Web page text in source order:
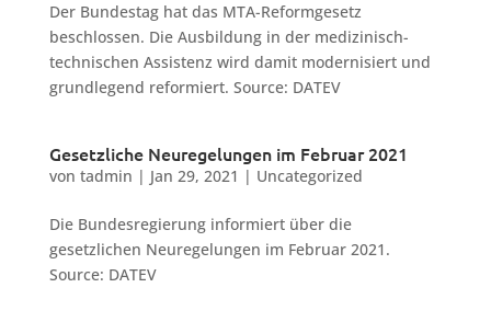
Der Bundestag hat das MTA-Reformgesetz
beschlossen. Die Ausbildung in der medizinisch-
technischen Assistenz wird damit modernisiert und
grundlegend reformiert. Source: DATEV
Gesetzliche Neuregelungen im Februar 2021
von tadmin | Jan 29, 2021 | Uncategorized
Die Bundesregierung informiert über die
gesetzlichen Neuregelungen im Februar 2021.
Source: DATEV